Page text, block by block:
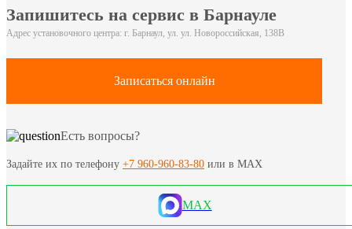
Запишитесь на сервис в Барнауле
Адрес установочного центра: г. Барнаул, ул. ул. Новороссийская, 138В
Записаться онлайн
Есть вопросы?
Задайте их по телефону +7 960-960-83-80 или в MAX
MAX